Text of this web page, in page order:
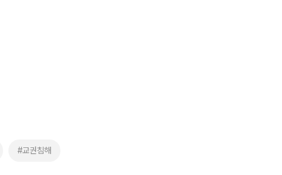
#교권침해